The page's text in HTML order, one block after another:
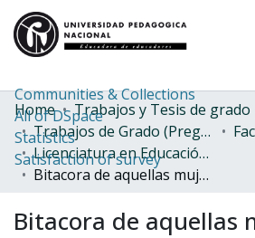
Communities & Collections
All of DSpace
Statistics
Satisfaction of survey
Home
Trabajos y Tesis de grado
Trabajos de Grado (Pregrado)
Licenciatura en Educación Comunitaria con énfasis en DDHH
Bitacora de aquellas mujeres que hilan en nueve lunas : tejiendo el acuerpamiento como una practica politico-organizativa transformadora. Sistematizacion de experiencias de la colectiva antimusas (2020-2024).
Bitacora de aquellas